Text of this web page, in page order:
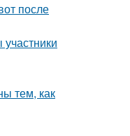
после
тем, как